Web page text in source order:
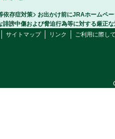
依存症対策
お出かけ前にJRAホームペ
誹謗中傷および脅迫行為等に対する厳正
サイトマップ リンク ご利用に際し